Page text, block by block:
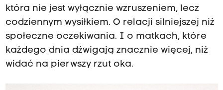
która nie jest wyłącznie wzruszeniem, lecz
codziennym wysiłkiem. O relacji silniejszej niż
społeczne oczekiwania. I o matkach, które
każdego dnia dźwigają znacznie więcej, niż
widać na pierwszy rzut oka.